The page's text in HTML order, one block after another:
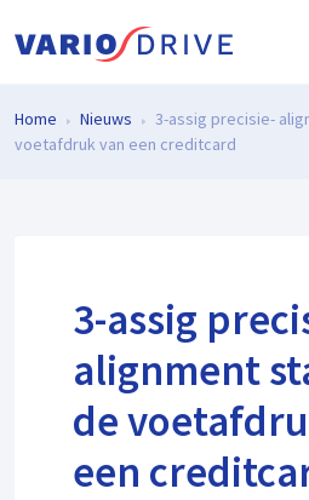
Home Nieuws
3-assig precisie-
voetafdruk van een creditcard
3-assig
alignment
de
een